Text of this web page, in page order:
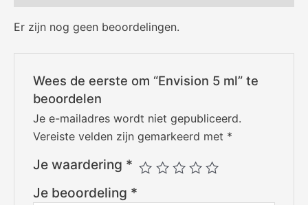
Er zijn nog geen beoordelingen.
Wees de eerste om “Envision 5 ml” te
beoordelen
Je e-mailadres wordt niet gepubliceerd.
Vereiste velden zijn gemarkeerd met *
Je waardering *
Je beoordeling *